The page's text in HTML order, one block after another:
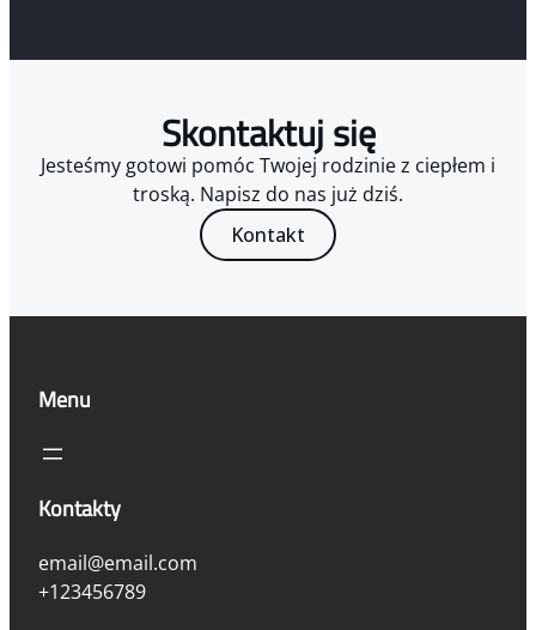
Skontaktuj się
Jesteśmy gotowi pomóc Twojej rodzinie z ciepłem i
troską. Napisz do nas już dziś.
Kontakt
Menu
Kontakty
email@email.com
+123456789